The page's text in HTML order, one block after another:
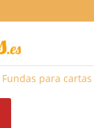
Fundas para cartas